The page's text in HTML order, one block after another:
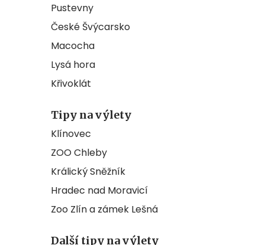
Pustevny
České Švýcarsko
Macocha
Lysá hora
Křivoklát
Tipy na výlety
Klínovec
ZOO Chleby
Králický Sněžník
Hradec nad Moravicí
Zoo Zlín a zámek Lešná
Další tipy na výlety